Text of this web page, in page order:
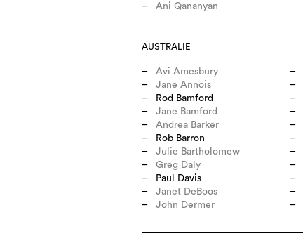
Ani Qananyan
AUSTRALIE
Avi Amesbury
Jane Annois
Rod Bamford
Jane Bamford
Andrea Barker
Rob Barron
Julie Bartholomew
Greg Daly
Paul Davis
Janet DeBoos
John Dermer